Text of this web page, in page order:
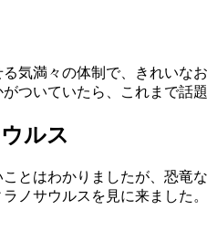
気満々の体制で、きれいな
ついていたら、これまで話
ルス
とはわかりましたが、恐竜
ノサウルスを見に来ました。